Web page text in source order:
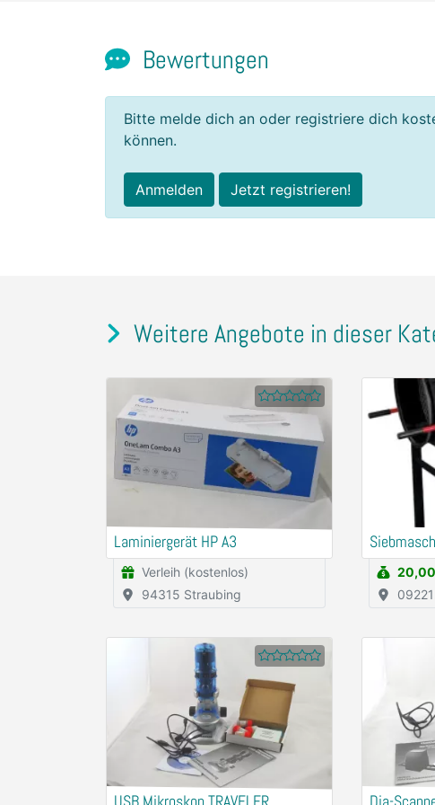
Bewertungen
Bitte melde dich an oder registriere dich
können.
Anmelden Jetzt registrieren!
Weitere Angebote in dieser
Laminiergerät HP A3
Verleih (kostenlos)
94315 Straubing